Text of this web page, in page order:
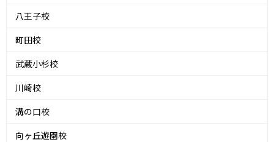
八王子校
町田校
武蔵小杉校
川崎校
溝の口校
向ヶ丘遊園校